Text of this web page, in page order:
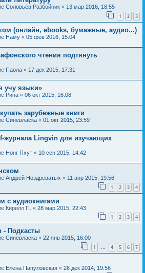
Соловьёв Разбойник « 13 мар 2016, 18:55
1 2 3
(онлайн, ebooks, бумажные, аудио...)
Наму « 05 фев 2016, 15:04
чтения подтянуть
Паола « 17 дек 2015, 17:31
учу языки»
Рина « 06 окт 2015, 16:08
зарубежные книги
Синевласка « 01 окт 2015, 23:59
журнала Lingvin для изучающих
Нонг Пхут « 10 сен 2015, 14:42
Андрей Ноздреватых « 11 апр 2015, 19:56
1 2 3 4
с аудиокнигами
Кирилл П. « 28 мар 2015, 22:43
1 2 3 4
- Подкасты
Синевласка « 22 янв 2015, 16:00
1 … 4 5 6 7
Елена Папуловская « 26 дек 2014, 19:56